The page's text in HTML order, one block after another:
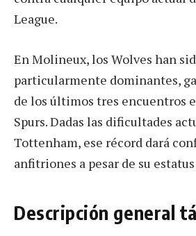
League.
En Molineux, los Wolves han
particularmente dominantes,
de los últimos tres encuentros
Spurs. Dadas las dificultades
Tottenham, ese récord dará
anfitriones a pesar de su
Descripción general